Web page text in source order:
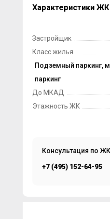
Характеристики ЖК
Застройщик
Класс жилья
Технология
Парковка
Подземный паркинг,
паркинг
До МКАД
Этажность ЖК
Консультация по
+7 (495) 152-64-95